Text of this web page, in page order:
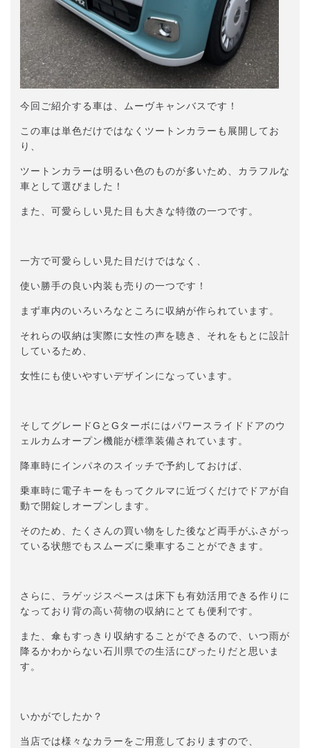
今回ご紹介する車は、ムーヴキャンバスです！
この車は単色だけではなくツートンカラーも展開してお
り、
ツートンカラーは明るい色のものが多いため、カラフルな
車として選びました！
また、可愛らしい見た目も大きな特徴の一つです。
一方で可愛らしい見た目だけではなく、
使い勝手の良い内装も売りの一つです！
まず車内のいろいろなところに収納が作られています。
それらの収納は実際に女性の声を聴き、それをもとに設計
しているため、
女性にも使いやすいデザインになっています。
そしてグレードGとGターボにはパワースライドドアのウ
ェルカムオープン機能が標準装備されています。
降車時にインパネのスイッチで予約しておけば、
乗車時に電子キーをもってクルマに近づくだけでドアが自
動で開錠しオープンします。
そのため、たくさんの買い物をした後など両手がふさがっ
ている状態でもスムーズに乗車することができます。
さらに、ラゲッジスペースは床下も有効活用できる作りに
なっており背の高い荷物の収納にとても便利です。
また、傘もすっきり収納することができるので、いつ雨が
降るかわからない石川県での生活にぴったりだと思いま
す。
いかがでしたか？
当店では様々なカラーをご用意しておりますので、